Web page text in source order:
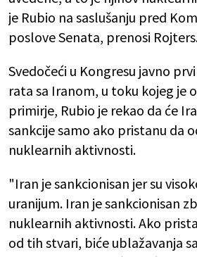
je Rubio na saslušanju pred
poslove Senata, prenosi
Svedočeći u Kongresu javno
rata sa Iranom, u toku kojeg je
primirje, Rubio je rekao da će
sankcije samo ako pristanu da
nuklearnih aktivnosti.
"Iran je sankcionisan jer su
uranijum. Iran je sankcionisan
nuklearnih aktivnosti. Ako
od tih stvari, biće ublažavanja